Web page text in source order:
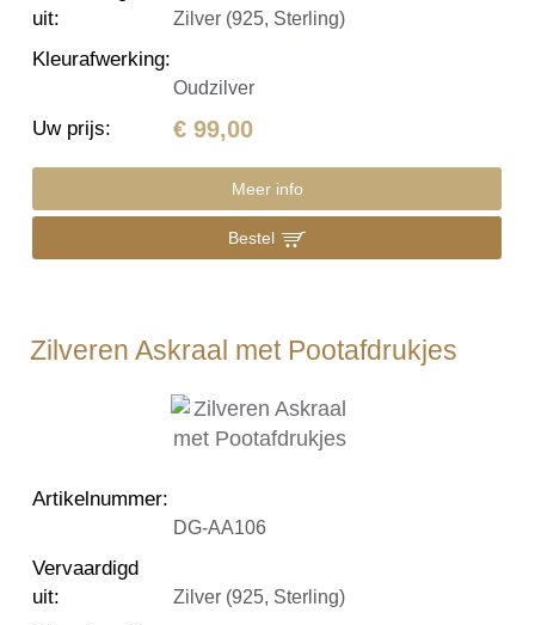
uit: Zilver (925, Sterling)
Kleurafwerking:
Oudzilver
Uw prijs: € 99,00
Meer info
Bestel
Zilveren Askraal met Pootafdrukjes
Artikelnummer:
DG-AA106
Vervaardigd
uit: Zilver (925, Sterling)